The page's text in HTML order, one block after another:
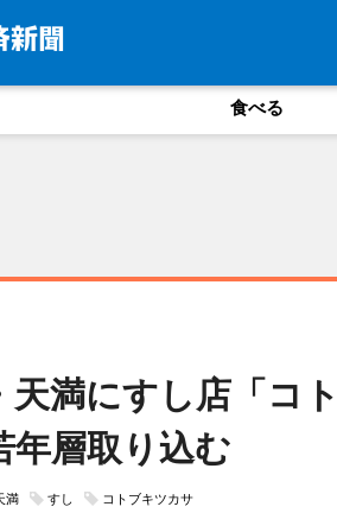
食べる
天満にすし店「コ
年層取り込む
満 すし コトブキツカサ